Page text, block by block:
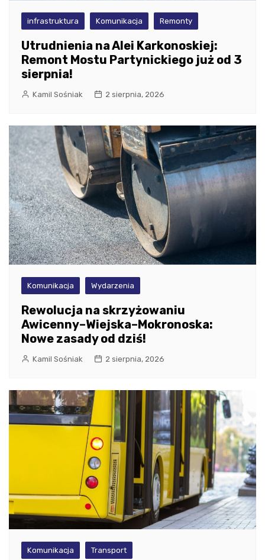
infrastruktura Komunikacja Remonty
Utrudnienia na Alei Karkonoskiej:
Remont Mostu Partynickiego już od 3
sierpnia!
Kamil Sośniak 2 sierpnia, 2026
Komunikacja Wydarzenia
Rewolucja na skrzyżowaniu
Awicenny–Wiejska–Mokronoska:
Nowe zasady od dziś!
Kamil Sośniak 2 sierpnia, 2026
Komunikacja Transport